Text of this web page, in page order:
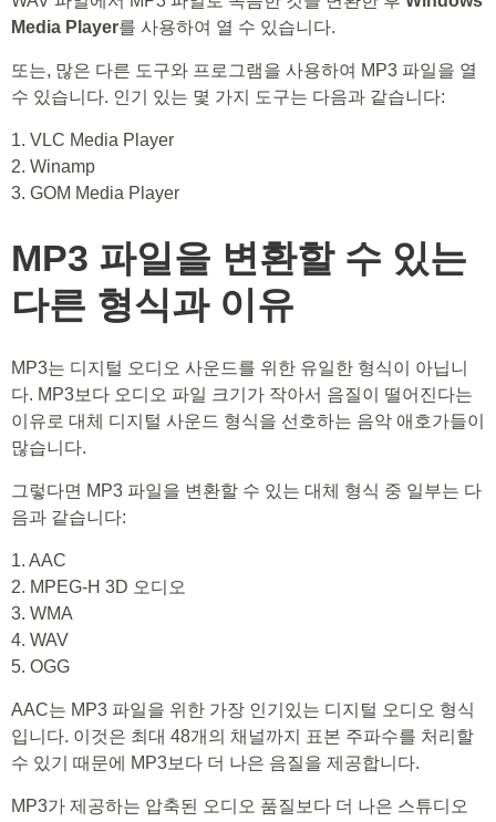
Media Player를 사용하여 열 수 있습니다.
또는, 많은 다른 도구와 프로그램을 사용하여 MP3 파일을 열
수 있습니다. 인기 있는 몇 가지 도구는 다음과 같습니다:
1. VLC Media Player
2. Winamp
3. GOM Media Player
MP3 파일을 변환할 수 있는
다른 형식과 이유
MP3는 디지털 오디오 사운드를 위한 유일한 형식이 아닙니
다. MP3보다 오디오 파일 크기가 작아서 음질이 떨어진다는
이유로 대체 디지털 사운드 형식을 선호하는 음악 애호가들이
많습니다.
그렇다면 MP3 파일을 변환할 수 있는 대체 형식 중 일부는 다
음과 같습니다:
1. AAC
2. MPEG-H 3D 오디오
3. WMA
4. WAV
5. OGG
AAC는 MP3 파일을 위한 가장 인기있는 디지털 오디오 형식
입니다. 이것은 최대 48개의 채널까지 표본 주파수를 처리할
수 있기 때문에 MP3보다 더 나은 음질을 제공합니다.
MP3가 제공하는 압축된 오디오 품질보다 더 나은 스튜디오